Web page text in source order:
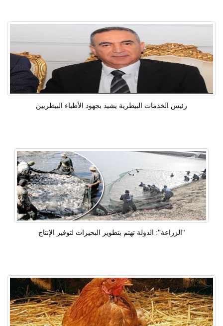
رئيس الخدمات البيطرية يشيد بجهود الأطباء البيطريين
"الزراعة": الدولة تهتم بتطوير البحيرات لتوفير الإنتاج